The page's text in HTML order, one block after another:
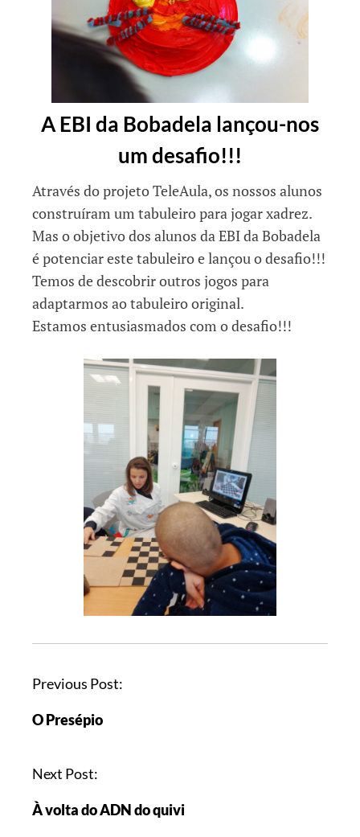
A EBI da Bobadela lançou-nos
um desafio!!!
Através do projeto TeleAula, os nossos alunos
construíram um tabuleiro para jogar xadrez.
Mas o objetivo dos alunos da EBI da Bobadela
é potenciar este tabuleiro e lançou o desafio!!!
Temos de descobrir outros jogos para
adaptarmos ao tabuleiro original.
Estamos entusiasmados com o desafio!!!
Previous Post:
O Presépio
Next Post:
À volta do ADN do quivi